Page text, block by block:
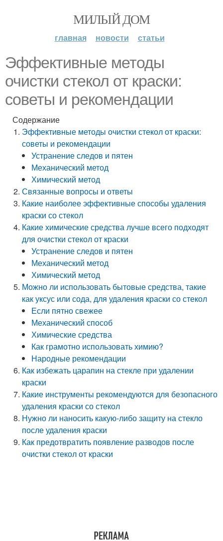
МИЛЫЙ ДОМ
главная новости статьи
Эффективные методы
очистки стекол от краски:
советы и рекомендации
Содержание
Эффективные методы очистки стекол от краски:
советы и рекомендации
Устранение следов и пятен
Механический метод
Химический метод
Связанные вопросы и ответы
Какие наиболее эффективные способы удаления
краски со стекол
Какие химические средства лучше всего подходят
для очистки стекол от краски
Устранение следов и пятен
Механический метод
Химический метод
Можно ли использовать бытовые средства, такие
как уксус или сода, для удаления краски со стекол
Если пятно свежее
Механический способ
Химические средства
Как грамотно использовать химию?
Народные рекомендации
Как избежать царапин на стекле при удалении
краски
Какие инструменты рекомендуются для безопасного
удаления краски со стекол
Нужно ли наносить какую-либо защиту на стекло
после удаления краски
Как предотвратить появление разводов после
очистки стекол от краски